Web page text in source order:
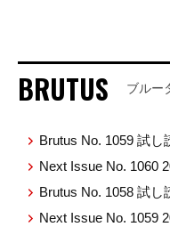
BRUTUS ブルー
Brutus No. 1059 試し
Next Issue No. 1060
Brutus No. 1058 試し
Next Issue No. 1059